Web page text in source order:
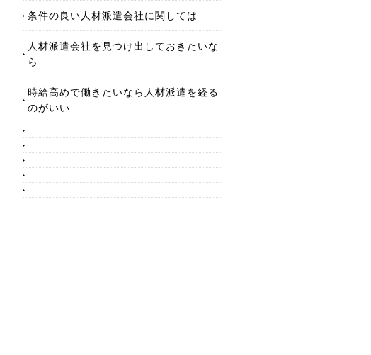
条件の良い人材派遣会社に関しては
人材派遣会社を見つけ出しておきたいな
ら
時給高めで働きたいなら人材派遣を経る
のがいい